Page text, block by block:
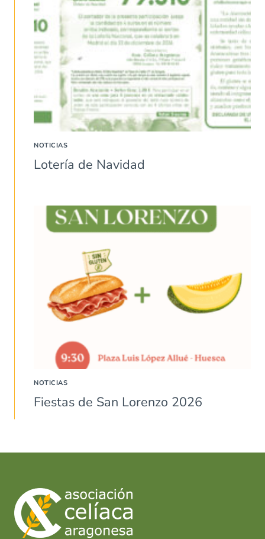
NOTICIAS
Lotería de Navidad
NOTICIAS
Fiestas de San Lorenzo 2026